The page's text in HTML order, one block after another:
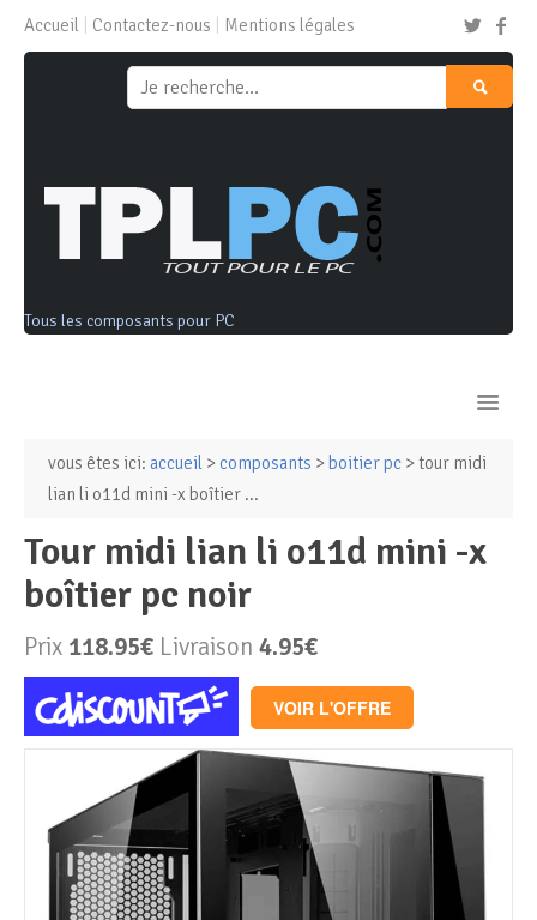
Accueil Contactez-nous Mentions légales
Tous les composants pour PC
Ordinateurs & Tablettes
PC de bureau
PC portable
Mini PC
PC Tout-en-un
PC en kit
Barebone
Alimentation PC
Boitier PC
Carte graphique
Carte mère
Mémoire PC
Périphériques & Réseaux
Clavier & Souris
Imprimante
Réseaux
vous êtes ici: accueil > composants > boitier pc > tour midi
lian li o11d mini -x boîtier ...
tour midi lian li o11d mini -x
boîtier pc noir
Prix 118.95€ Livraison 4.95€
VOIR L'OFFRE